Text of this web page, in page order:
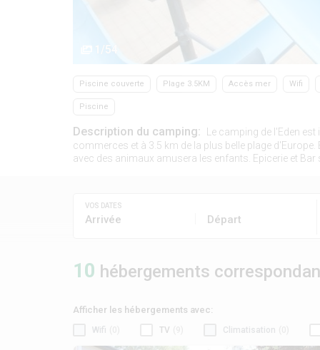
1/54
Piscine couverte Plage 3.5KM Accès mer Wifi
Piscine
Description du camping:
Le camping de l'Eden
commerces et à 3.5 km de la plus belle plage
avec des animaux amusera les enfants. Epicerie et Bar
VOS DATES
Arrivée Départ
10 hébergements
Afficher les hébergements avec:
Wifi TV Climatisation